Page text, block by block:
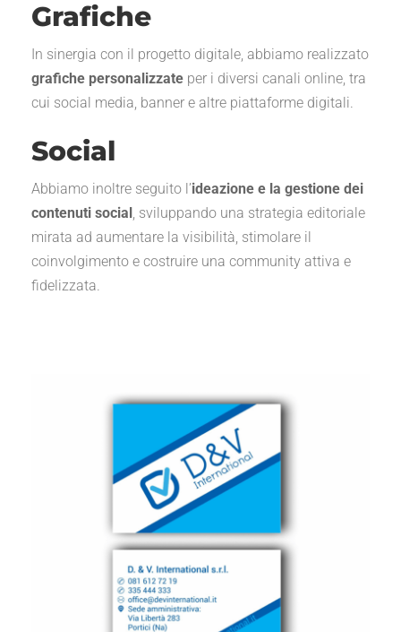
Grafiche
In sinergia con il progetto digitale, abbiamo realizzato
grafiche personalizzate per i diversi canali online, tra
cui social media, banner e altre piattaforme digitali.
Social
Abbiamo inoltre seguito l’ideazione e la gestione dei
contenuti social , sviluppando una strategia editoriale
mirata ad aumentare la visibilità, stimolare il
coinvolgimento e costruire una community attiva e
fidelizzata.